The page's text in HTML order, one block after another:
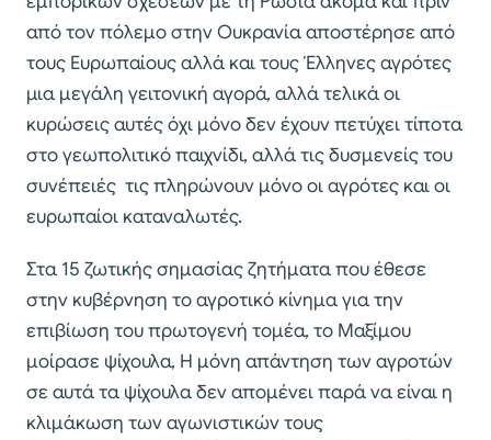
από τον πόλεμο στην Ουκρανία αποστέρησε από
τους Ευρωπαίους αλλά και τους Έλληνες αγρότες
μια μεγάλη γειτονική αγορά, αλλά τελικά οι
κυρώσεις αυτές όχι μόνο δεν έχουν πετύχει τίποτα
στο γεωπολιτικό παιχνίδι, αλλά τις δυσμενείς του
συνέπειές τις πληρώνουν μόνο οι αγρότες και οι
ευρωπαίοι καταναλωτές.
Στα 15 ζωτικής σημασίας ζητήματα που έθεσε
στην κυβέρνηση το αγροτικό κίνημα για την
επιβίωση του πρωτογενή τομέα, το Μαξίμου
μοίρασε ψίχουλα, Η μόνη απάντηση των αγροτών
σε αυτά τα ψίχουλα δεν απομένει παρά να είναι η
κλιμάκωση των αγωνιστικών τους